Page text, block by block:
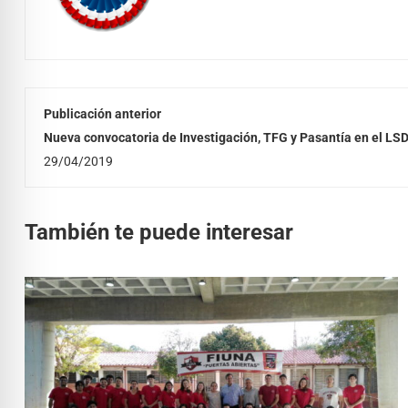
Publicación anterior
Nueva convocatoria de Investigación, TFG y Pasantía en el LSD
29/04/2019
También te puede interesar